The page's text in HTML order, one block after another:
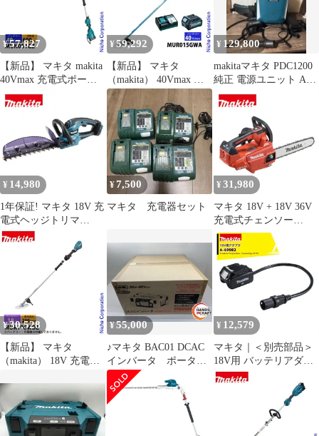
バッテリー式
剪定 垣根 生垣 純正品
¥57,827
【新品】 マキタ makita
40Vmax 充電式ポール
ヘッジトリマ 刃物長
600mm 本体のみ
MUN001GZ ヘッジトリ
マー 充電式 純正品 生
垣 高枝 剪定 バッテリ
ー式 純正
¥59,292
【新品】 マキタ
（makita） 40Vmax 充
電式草刈機 Uハンドル
バッテリー ・充電器付
き MUR015GWA 草刈機
刈払機 刈払い機 充電式
バッテリー式
¥ 129,800
makitaマキタ PDC1200
純正 電源ユニット A-
72241付
¥ 14,980
1年保証! マキタ 18V 充
電式ヘッジトリマ
MUH307DZ 本体のみ
刃物長 300mm 生垣バ
リカン 芝生 園芸 makita
¥7,500
マキタ 充電器セット
¥ 31,980
マキタ 18V + 18V 36V
充電式チェンソー
MUC256DZFR 赤 本体
のみ 250mm 25AP ブラ
シレス 切断機 園芸
makita
¥30,528
【新品】 マキタ
（makita） 18V 充電式
のみ MUR196WDZ 草刈
機 刈払機 刈払い機 充
電式 バッテリー式 電動
APT
¥55,000
♪マキタ BAC01 DCAC
インバータ ポータブ
ル電源【未使用品】
【中古】
¥ 12,579
マキタ｜＜別売部品＞
18V用 バッテリアダプ
タ A-69082 PDC01対応